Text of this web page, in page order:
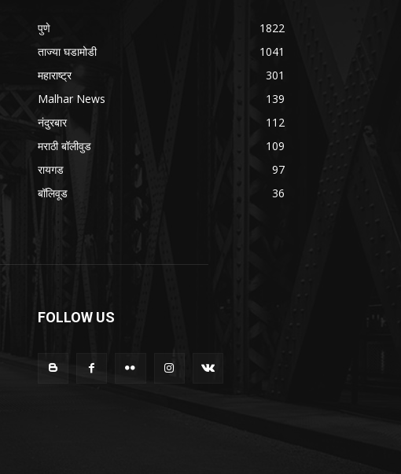
पुणे
1822
ताज्या घडामोडी
1041
महाराष्ट्र
301
Malhar News
139
नंदुरबार
112
मराठी बॉलीवुड
109
रायगड
97
बॉलिवूड
36
FOLLOW US